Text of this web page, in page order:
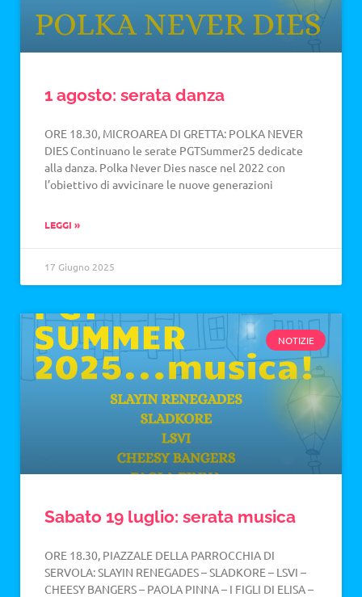
1 agosto: serata danza
ORE 18.30, MICROAREA DI GRETTA: POLKA NEVER
DIES Continuano le serate PGTSummer25 dedicate
alla danza. Polka Never Dies nasce nel 2022 con
l’obiettivo di avvicinare le nuove generazioni
LEGGI »
17 Giugno 2025
NOTIZIE
Sabato 19 luglio: serata musica
ORE 18.30, PIAZZALE DELLA PARROCCHIA DI
SERVOLA: SLAYIN RENEGADES – SLADKORE – LSVI –
CHEESY BANGERS – PAOLA PINNA – I FIGLI DI ELISA –